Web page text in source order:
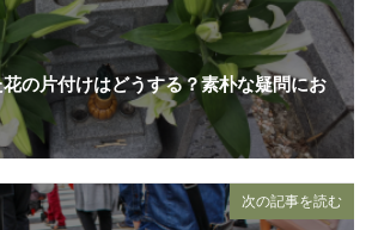
の片付けはどうする？素朴な疑問にお
次の記事を読む